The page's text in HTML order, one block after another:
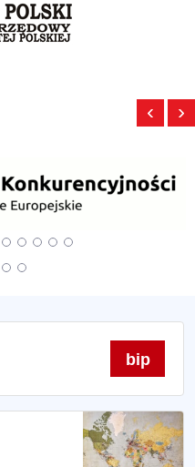
‹ ›
bip